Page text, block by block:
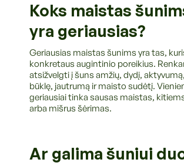
Koks maistas
yra geriausias?
Geriausias maistas šunims yra tas,
konkretaus augintinio poreikius.
atsižvelgti į šuns amžių, dydį,
būklę, jautrumą ir maisto sudėtį.
geriausiai tinka sausas maistas,
arba mišrus šėrimas.
Ar galima šuniui